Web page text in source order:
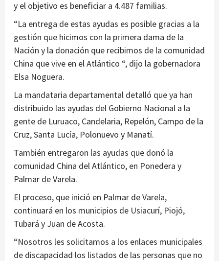
y el objetivo es beneficiar a 4.487 familias.
“La entrega de estas ayudas es posible gracias a la
gestión que hicimos con la primera dama de la
Nación y la donación que recibimos de la comunidad
China que vive en el Atlántico “, dijo la gobernadora
Elsa Noguera.
La mandataria departamental detalló que ya han
distribuido las ayudas del Gobierno Nacional a la
gente de Luruaco, Candelaria, Repelón, Campo de la
Cruz, Santa Lucía, Polonuevo y Manatí.
También entregaron las ayudas que donó la
comunidad China del Atlántico, en Ponedera y
Palmar de Varela.
El proceso, que inició en Palmar de Varela,
continuará en los municipios de Usiacurí, Piojó,
Tubará y Juan de Acosta.
“Nosotros les solicitamos a los enlaces municipales
de discapacidad los listados de las personas que no